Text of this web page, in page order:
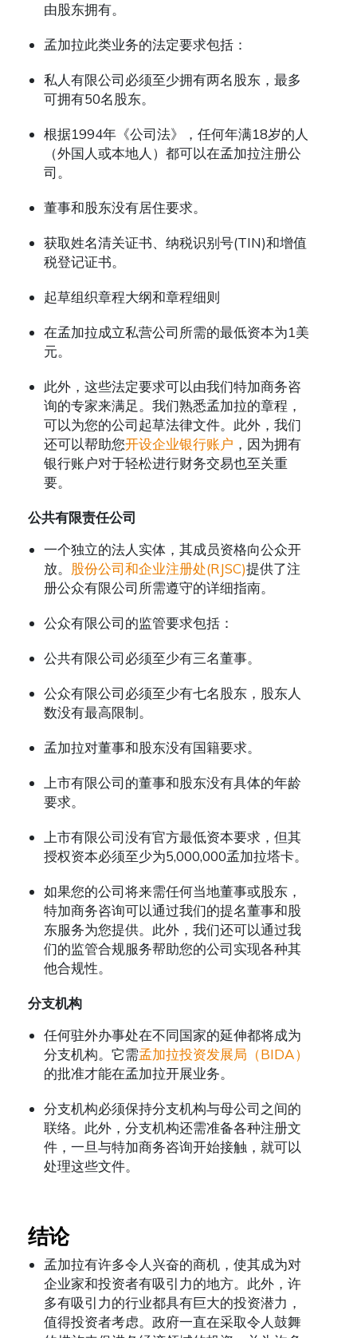
由股东拥有。
孟加拉此类业务的法定要求包括：
私人有限公司必须至少拥有两名股东，最多
可拥有50名股东。
根据1994年《公司法》，任何年满18岁的人
（外国人或本地人）都可以在孟加拉注册公
司。
董事和股东没有居住要求。
获取姓名清关证书、纳税识别号(TIN)和增值
税登记证书。
起草组织章程大纲和章程细则
在孟加拉成立私营公司所需的最低资本为1美
元。
此外，这些法定要求可以由我们特加商务咨
询的专家来满足。我们熟悉孟加拉的章程，
可以为您的公司起草法律文件。此外，我们
还可以帮助您开设企业银行账户 ，因为拥有
银行账户对于轻松进行财务交易也至关重
要。
公共有限责任公司
一个独立的法人实体，其成员资格向公众开
放。 股份公司和企业注册处(RJSC)提供了注
册公众有限公司所需遵守的详细指南。
公众有限公司的监管要求包括：
公共有限公司必须至少有三名董事。
公众有限公司必须至少有七名股东，股东人
数没有最高限制。
孟加拉对董事和股东没有国籍要求。
上市有限公司的董事和股东没有具体的年龄
要求。
上市有限公司没有官方最低资本要求，但其
授权资本必须至少为5,000,000孟加拉塔卡。
如果您的公司将来需任何当地董事或股东，
特加商务咨询可以通过我们的提名董事和股
东服务为您提供。此外，我们还可以通过我
们的监管合规服务帮助您的公司实现各种其
他合规性。
分支机构
任何驻外办事处在不同国家的延伸都将成为
分支机构。它需孟加拉投资发展局（BIDA）
的批准才能在孟加拉开展业务。
分支机构必须保持分支机构与母公司之间的
联络。此外，分支机构还需准备各种注册文
件，一旦与特加商务咨询开始接触，就可以
处理这些文件。
结论
孟加拉有许多令人兴奋的商机，使其成为对
企业家和投资者有吸引力的地方。此外，许
多有吸引力的行业都具有巨大的投资潜力，
值得投资者考虑。政府一直在采取令人鼓舞